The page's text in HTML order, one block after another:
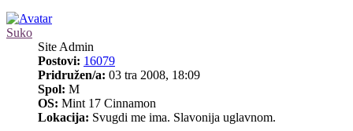
Suko
Site Admin
Postovi: 16079
Pridružen/a: 03 tra 2008, 18:09
Spol: M
OS: Mint 17 Cinnamon
Lokacija: Svugdi me ima. Slavonija uglavnom.